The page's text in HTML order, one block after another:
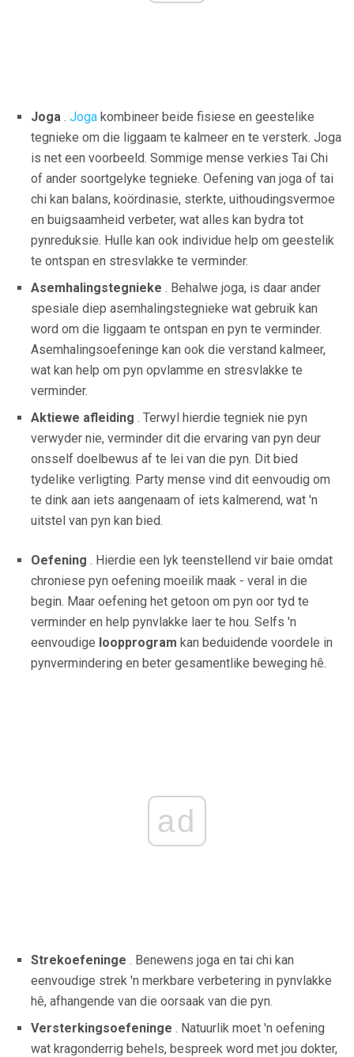
Joga . Joga kombineer beide fisiese en geestelike
tegnieke om die liggaam te kalmeer en te versterk. Joga
is net een voorbeeld. Sommige mense verkies Tai Chi
of ander soortgelyke tegnieke. Oefening van joga of tai
chi kan balans, koördinasie, sterkte, uithoudingsvermoe
en buigsaamheid verbeter, wat alles kan bydra tot
pynreduksie. Hulle kan ook individue help om geestelik
te ontspan en stresvlakke te verminder.
Asemhalingstegnieke . Behalwe joga, is daar ander
spesiale diep asemhalingstegnieke wat gebruik kan
word om die liggaam te ontspan en pyn te verminder.
Asemhalingsoefeninge kan ook die verstand kalmeer,
wat kan help om pyn opvlamme en stresvlakke te
verminder.
Aktiewe afleiding . Terwyl hierdie tegniek nie pyn
verwyder nie, verminder dit die ervaring van pyn deur
onsself doelbewus af te lei van die pyn. Dit bied
tydelike verligting. Party mense vind dit eenvoudig om
te dink aan iets aangenaam of iets kalmerend, wat 'n
uitstel van pyn kan bied.
Oefening . Hierdie een lyk teenstellend vir baie omdat
chroniese pyn oefening moeilik maak - veral in die
begin. Maar oefening het getoon om pyn oor tyd te
verminder en help pynvlakke laer te hou. Selfs 'n
eenvoudige loopprogram kan beduidende voordele in
pynvermindering en beter gesamentlike beweging hê.
ad
Strekoefeninge . Benewens joga en tai chi kan
eenvoudige strek 'n merkbare verbetering in pynvlakke
hê, afhangende van die oorsaak van die pyn.
Versterkingsoefeninge . Natuurlik moet 'n oefening
wat kragonderrig behels, bespreek word met jou dokter,